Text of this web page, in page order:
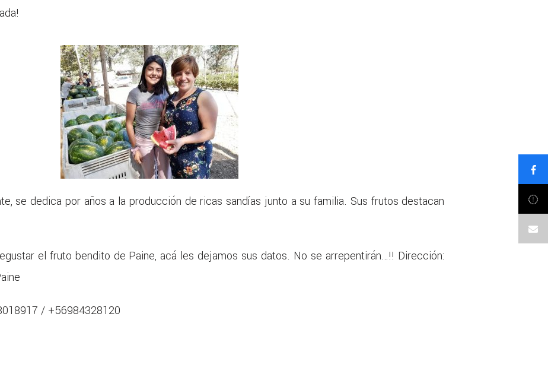
se dedica por años a la producción de ricas sandías junto a su familia. Sus frutos destacan
el fruto bendito de Paine, acá les dejamos sus datos. No se arrepentirán…!! Dirección:
/ +56984328120